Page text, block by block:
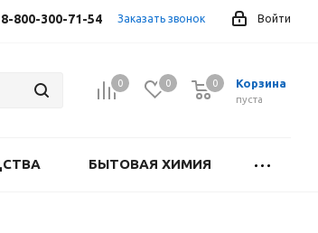
Войти
8-800-300-71-54 Заказать звонок
0 0 Корзина
0
пуста
0
БЫТОВАЯ ХИМИЯ